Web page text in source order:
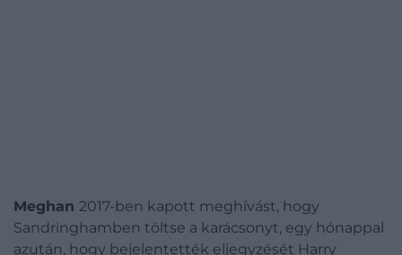
Meghan 2017-ben kapott meghívást, hogy
Sandringhamben töltse a karácsonyt, egy hónappal
azután, hogy bejelentették eljegyzését Harry